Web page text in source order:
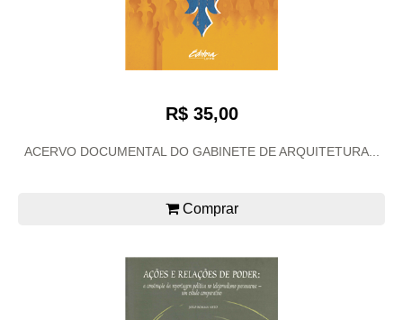
R$ 35,00
ACERVO DOCUMENTAL DO GABINETE DE ARQUITETURA...
Comprar